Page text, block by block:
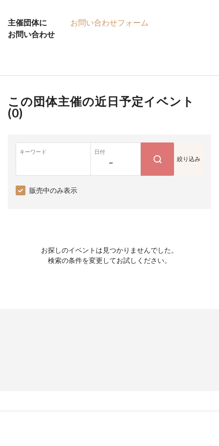
主催団体に
お問い合わせ
お問い合わせフォーム
この団体主催の近日予定イベント
(0)
キーワード 日付
~ 絞り込み
販売中のみ表示
お探しのイベントは見つかりませんでした。
検索の条件を変更してお試しください。